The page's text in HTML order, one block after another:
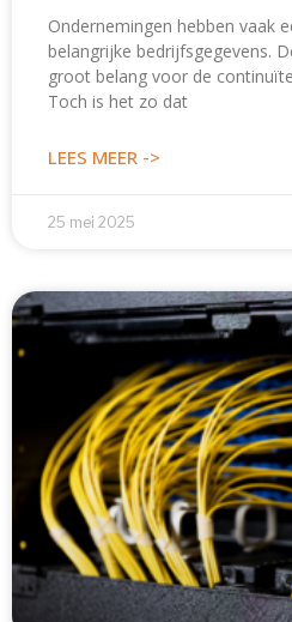
Ondernemingen hebben vaak
belangrijke bedrijfsgegevens.
groot belang voor de
Toch is het zo dat
LEES MEER ->
25 mei 2025